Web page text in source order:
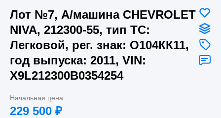
Лот №7, А/машина CHEVROLET
NIVA, 212300-55, тип ТС:
Легковой, рег. знак: О104КК11,
год выпуска: 2011, VIN:
X9L212300B0354254
Начальная цена
229 500 ₽